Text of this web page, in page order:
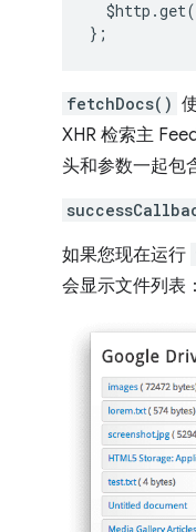
$http .get(
};
fetchDocs()
XHR 检索主
头和参数一起包
如果您现在运行
会显示文件列表：